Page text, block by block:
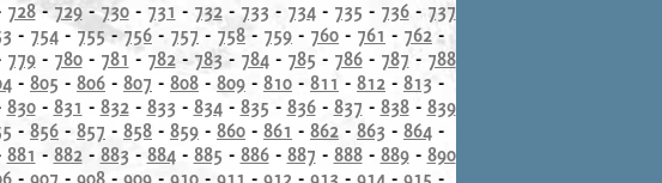
728- 729-730- 731 - 732- 733 - 734- 735 - 736- 737
- 754 - 755 - 756 - 757 - 758 - 759 - 760 - 761 - 762 -
779- 780- 781 - 782- 783- 784- 785 - 786- 787 - 788
- 805 - 806 - 807 - 808 - 809 - 810 - 811 - 812 - 813 -
830- 831 - 832- 833 - 834- 835 - 836- 837 - 838- 839
- 856 - 857 - 858 - 859 - 860 - 861 - 862 - 863 - 864 -
881 - 882- 883 - 884- 885 - 886- 887 - 888- 889- 890
- 907 - 908 - 909 - 910 - 911 - 912 - 913 - 914 - 915 -